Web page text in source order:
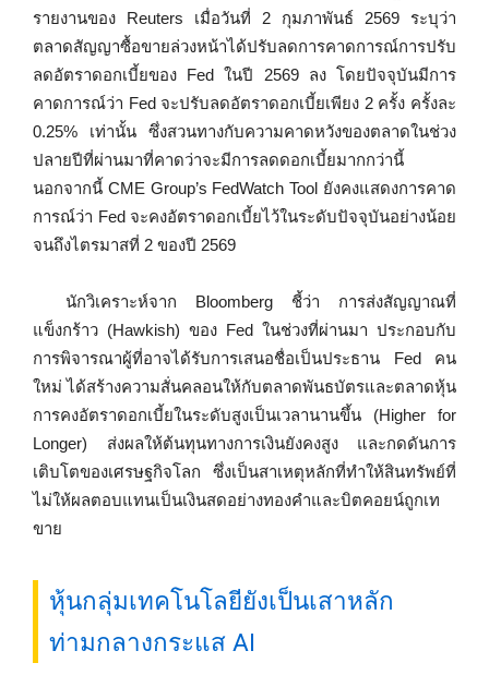
รายงานของ Reuters เมื่อวันที่ 2 กุมภาพันธ์ 2569 ระบุว่า
ตลาดสัญญาซื้อขายล่วงหน้าได้ปรับลดการคาดการณ์การปรับ
ลดอัตราดอกเบี้ยของ Fed ในปี 2569 ลง โดยปัจจุบันมีการ
คาดการณ์ว่า Fed จะปรับลดอัตราดอกเบี้ยเพียง 2 ครั้ง ครั้งละ
0.25% เท่านั้น ซึ่งสวนทางกับความคาดหวังของตลาดในช่วง
ปลายปีที่ผ่านมาที่คาดว่าจะมีการลดดอกเบี้ยมากกว่านี้
นอกจากนี้ CME Group’s FedWatch Tool ยังคงแสดงการคาด
การณ์ว่า Fed จะคงอัตราดอกเบี้ยไว้ในระดับปัจจุบันอย่างน้อย
จนถึงไตรมาสที่ 2 ของปี 2569
นักวิเคราะห์จาก Bloomberg ชี้ว่า การส่งสัญญาณที่
แข็งกร้าว (Hawkish) ของ Fed ในช่วงที่ผ่านมา ประกอบกับ
การพิจารณาผู้ที่อาจได้รับการเสนอชื่อเป็นประธาน Fed คน
ใหม่ ได้สร้างความสั่นคลอนให้กับตลาดพันธบัตรและตลาดหุ้น
การคงอัตราดอกเบี้ยในระดับสูงเป็นเวลานานขึ้น (Higher for
Longer) ส่งผลให้ต้นทุนทางการเงินยังคงสูง และกดดันการ
เติบโตของเศรษฐกิจโลก ซึ่งเป็นสาเหตุหลักที่ทำให้สินทรัพย์ที่
ไม่ให้ผลตอบแทนเป็นเงินสดอย่างทองคำและบิตคอยน์ถูกเท
ขาย
หุ้นกลุ่มเทคโนโลยียังเป็นเสาหลัก
ท่ามกลางกระแส AI